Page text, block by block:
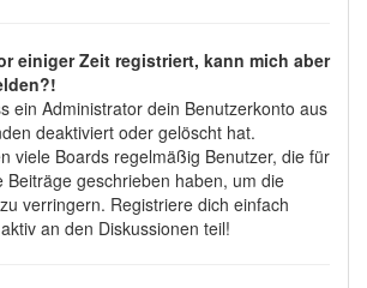
einiger Zeit registriert, kann mich aber
ein Administrator dein Benutzerkonto aus
deaktiviert oder gelöscht hat.
viele Boards regelmäßig Benutzer, die für
Beiträge geschrieben haben, um die
verringern. Registriere dich einfach
an den Diskussionen teil!